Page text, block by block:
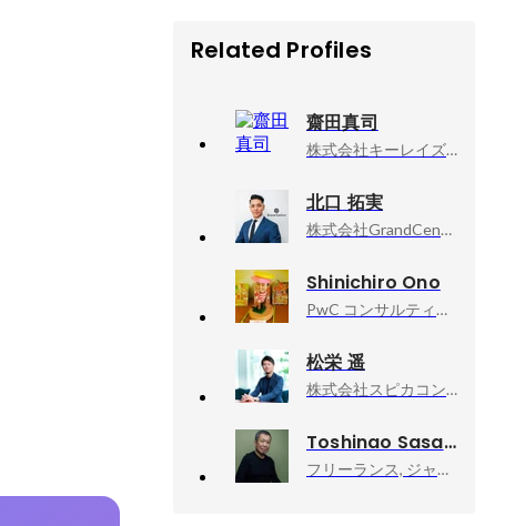
Related Profiles
齋田真司
株式会社キーレイズ, 代表取締役
北口 拓実
株式会社GrandCentral, 代表取締役CEO
Shinichiro Ono
PwC コンサルティング合同会社, Manager
松栄 遥
株式会社スピカコンサルティング, 取締役
Toshinao Sasaki
フリーランス, ジャーナリスト・作家